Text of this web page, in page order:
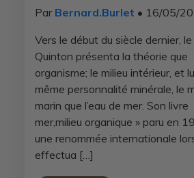
Par Bernard.Burlet • 16/05/
Vers le début du siècle dernier,
Quinton présenta la théorie que
organisme; le milieu intérieur, et
même personnalité minérale, le
marin que l’eau de mer. Son livre
mer,milieu organique » paru en
une renommée internationale
effectua […]